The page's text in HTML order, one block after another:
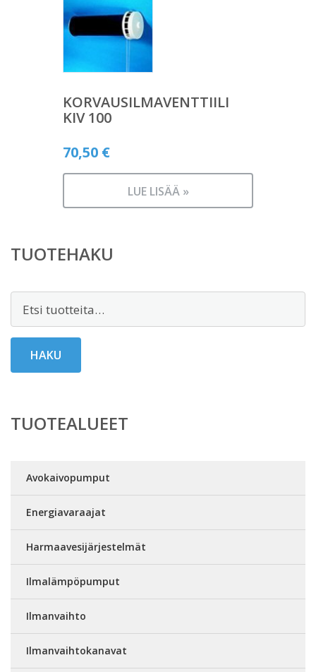
KORVAUSILMAVENTTIILI
KIV 100
70,50 €
LUE LISÄÄ »
TUOTEHAKU
HAKU
TUOTEALUEET
Avokaivopumput
Energiavaraajat
Harmaavesijärjestelmät
Ilmalämpöpumput
Ilmanvaihto
Ilmanvaihtokanavat